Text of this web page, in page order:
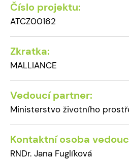
Číslo projektu:
ATCZ00162
Zkratka:
MALLIANCE
Vedoucí partner:
Ministerstvo životního
Kontaktní osoba
RNDr. Jana Fuglíková